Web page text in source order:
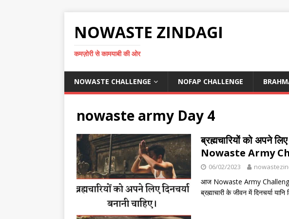
NOWASTE ZINDAGI
कमज़ोरी से कामयाबी की ओर
NOWASTE CHALLENGE NOFAP CHALLENGE
nowaste army Day 4
ब्रह्मचारियों को अपने लिए
Nowaste Army
06/02/2023
आज Nowaste Army
ब्रह्माचारी के जीवन में दिनचर्या